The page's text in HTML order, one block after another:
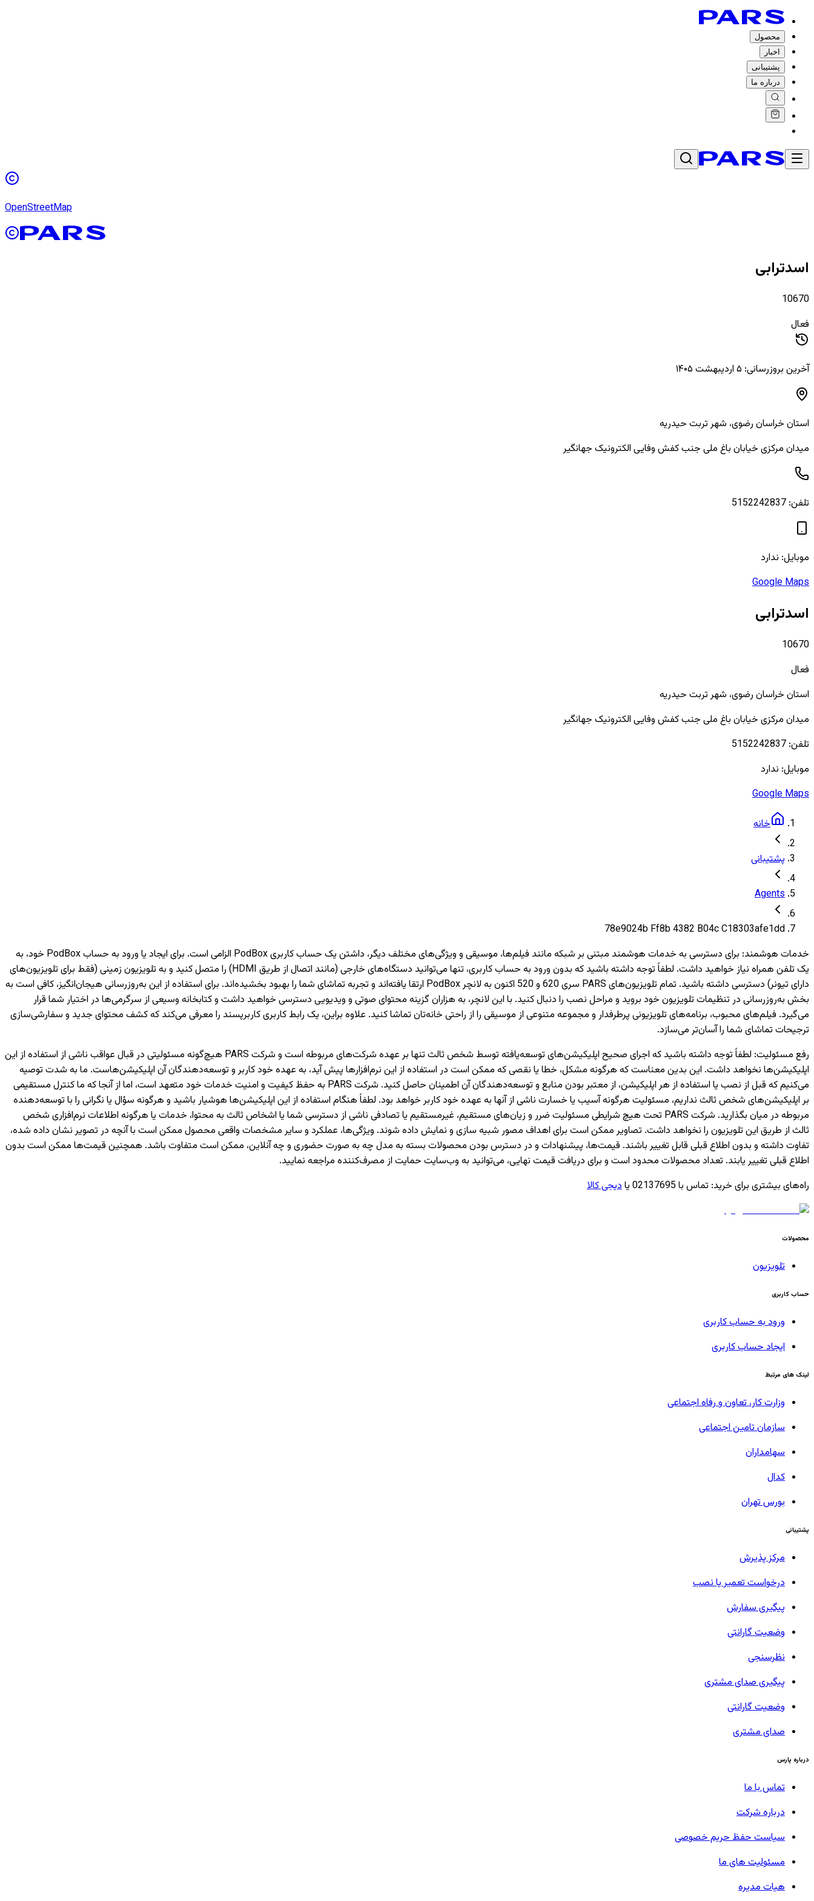
محصول
اخبار
پشتیبانی
درباره ما
OpenStreetMap
اسدترابی
10670
فعال
آخرین بروزرسانی: ۵ اردیبهشت ۱۴۰۵
استان خراسان رضوی، شهرتربت حیدریه
میدان مرکزی خیابان باغ ملی جنب کفش وفایی الکترونیک جهانگیر
تلفن: 5152242837
موبایل: ندارد
Google Maps
اسدترابی
10670
فعال
استان خراسان رضوی، شهرتربت حیدریه
میدان مرکزی خیابان باغ ملی جنب کفش وفایی الکترونیک جهانگیر
تلفن: 5152242837
موبایل: ندارد
Google Maps
خانه
پشتیبانی
Agents
78e9024b Ff8b 4382 B04c C18303afe1dd
خدمات هوشمند:
برای دسترسی به خدمات هوشمند مبتنی بر شبکه مانند فیلم‌ها، موسیقی و ویژگی‌های مختلف دیگر، داشتن یک حساب کاربری PodBox الزامی است. برای ایجاد یا ورود به حساب PodBox خود، به
یک تلفن همراه نیاز خواهید داشت. لطفاً توجه داشته باشید که بدون ورود به حساب کاربری، تنها می‌توانید دستگاه‌های خارجی (مانند اتصال از طریق HDMI) را متصل کنید و به تلویزیون‌ زمینی (فقط برای تلویزیون‌های
دارای تیونر) دسترسی داشته باشید. تمام تلویزیون‌های PARS سری 620 و 520 اکنون به لانچر PodBox ارتقا یافته‌اند و تجربه تماشای شما را بهبود بخشیده‌اند. برای استفاده از این به‌روزرسانی هیجان‌انگیز، کافی است به
بخش به‌روزرسانی در تنظیمات تلویزیون خود بروید و مراحل نصب را دنبال کنید. با این لانچر، به هزاران گزینه محتوای صوتی و ویدیویی دسترسی خواهید داشت و کتابخانه وسیعی از سرگرمی‌ها در اختیار شما قرار
می‌گیرد. فیلم‌های محبوب، برنامه‌های تلویزیونی پرطرفدار و مجموعه متنوعی از موسیقی را از راحتی خانه‌تان تماشا کنید. علاوه براین، یک رابط کاربری کاربرپسند را معرفی می‌کند که کشف محتوای جدید و سفارشی‌سازی
ترجیحات تماشای شما را آسان‌تر می‌سازد.
رفع مسئولیت:
لطفاً توجه داشته باشید که اجرای صحیح اپلیکیشن‌های توسعه‌یافته توسط شخص ثالث تنها بر عهده شرکت‌های مربوطه است و شرکت PARS هیچ‌گونه مسئولیتی در قبال عواقب ناشی از استفاده از این
اپلیکیشن‌ها نخواهد داشت. این بدین معناست که هرگونه مشکل، خطا یا نقصی که ممکن است در استفاده از این نرم‌افزارها پیش آید، به عهده خود کاربر و توسعه‌دهندگان آن اپلیکیشن‌هاست. ما به شدت توصیه
می‌کنیم که قبل از نصب یا استفاده از هر اپلیکیشن، از معتبر بودن منابع و توسعه‌دهندگان آن اطمینان حاصل کنید. شرکت PARS به حفظ کیفیت و امنیت خدمات خود متعهد است، اما از آنجا که ما کنترل مستقیمی
بر اپلیکیشن‌های شخص ثالث نداریم، مسئولیت هرگونه آسیب یا خسارت ناشی از آنها به عهده خود کاربر خواهد بود. لطفاً هنگام استفاده از این اپلیکیشن‌ها هوشیار باشید و هرگونه سؤال یا نگرانی را با توسعه‌دهنده
مربوطه در میان بگذارید. شرکت PARS تحت هیچ شرایطی مسئولیت ضرر و زیان‌های مستقیم، غیرمستقیم یا تصادفی ناشی از دسترسی شما یا اشخاص ثالث به محتوا، خدمات یا هرگونه اطلاعات نرم‌افزاری شخص
ثالث از طریق این تلویزیون را نخواهد داشت. تصاویر ممکن است برای اهداف مصور شبیه سازی و نمایش داده شوند. ویژگی‌ها، عملکرد و سایر مشخصات واقعی محصول ممکن است با آنچه در تصویر نشان داده شده،
تفاوت داشته و بدون اطلاع قبلی قابل تغییر باشند. قیمت‌ها، پیشنهادات و در دسترس بودن محصولات بسته به مدل چه به صورت حضوری و چه آنلاین، ممکن است متفاوت باشد. همچنین قیمت‌ها ممکن است بدون
اطلاع قبلی تغییر یابند. تعداد محصولات محدود است و برای دریافت قیمت نهایی، می‌توانید به وب‌سایت حمایت از مصرف‌کننده مراجعه نمایید.
راه‌های بیشتری برای خرید: تماس با 02137695 یا دیجی کالا
محصولات
تلویزیون
حساب کاربری
ورود به حساب کاربری
ایجاد حساب کاربری
لینک های مرتبط
وزارت کار، تعاون و رفاه اجتماعی
سازمان تامین اجتماعی
سهامداران
کدال
بورس تهران
پشتیبانی
مرکز پذیرش
درخواست تعمیر یا نصب
پیگیری سفارش
وضعیت گارانتی
نظرسنجی
پیگیری صدای مشتری
وضعیت گارانتی
صدای مشتری
درباره پارس
تماس با ما
درباره شرکت
سیاست حفظ حریم خصوصی
مسئولیت های ما
هیات مدیره